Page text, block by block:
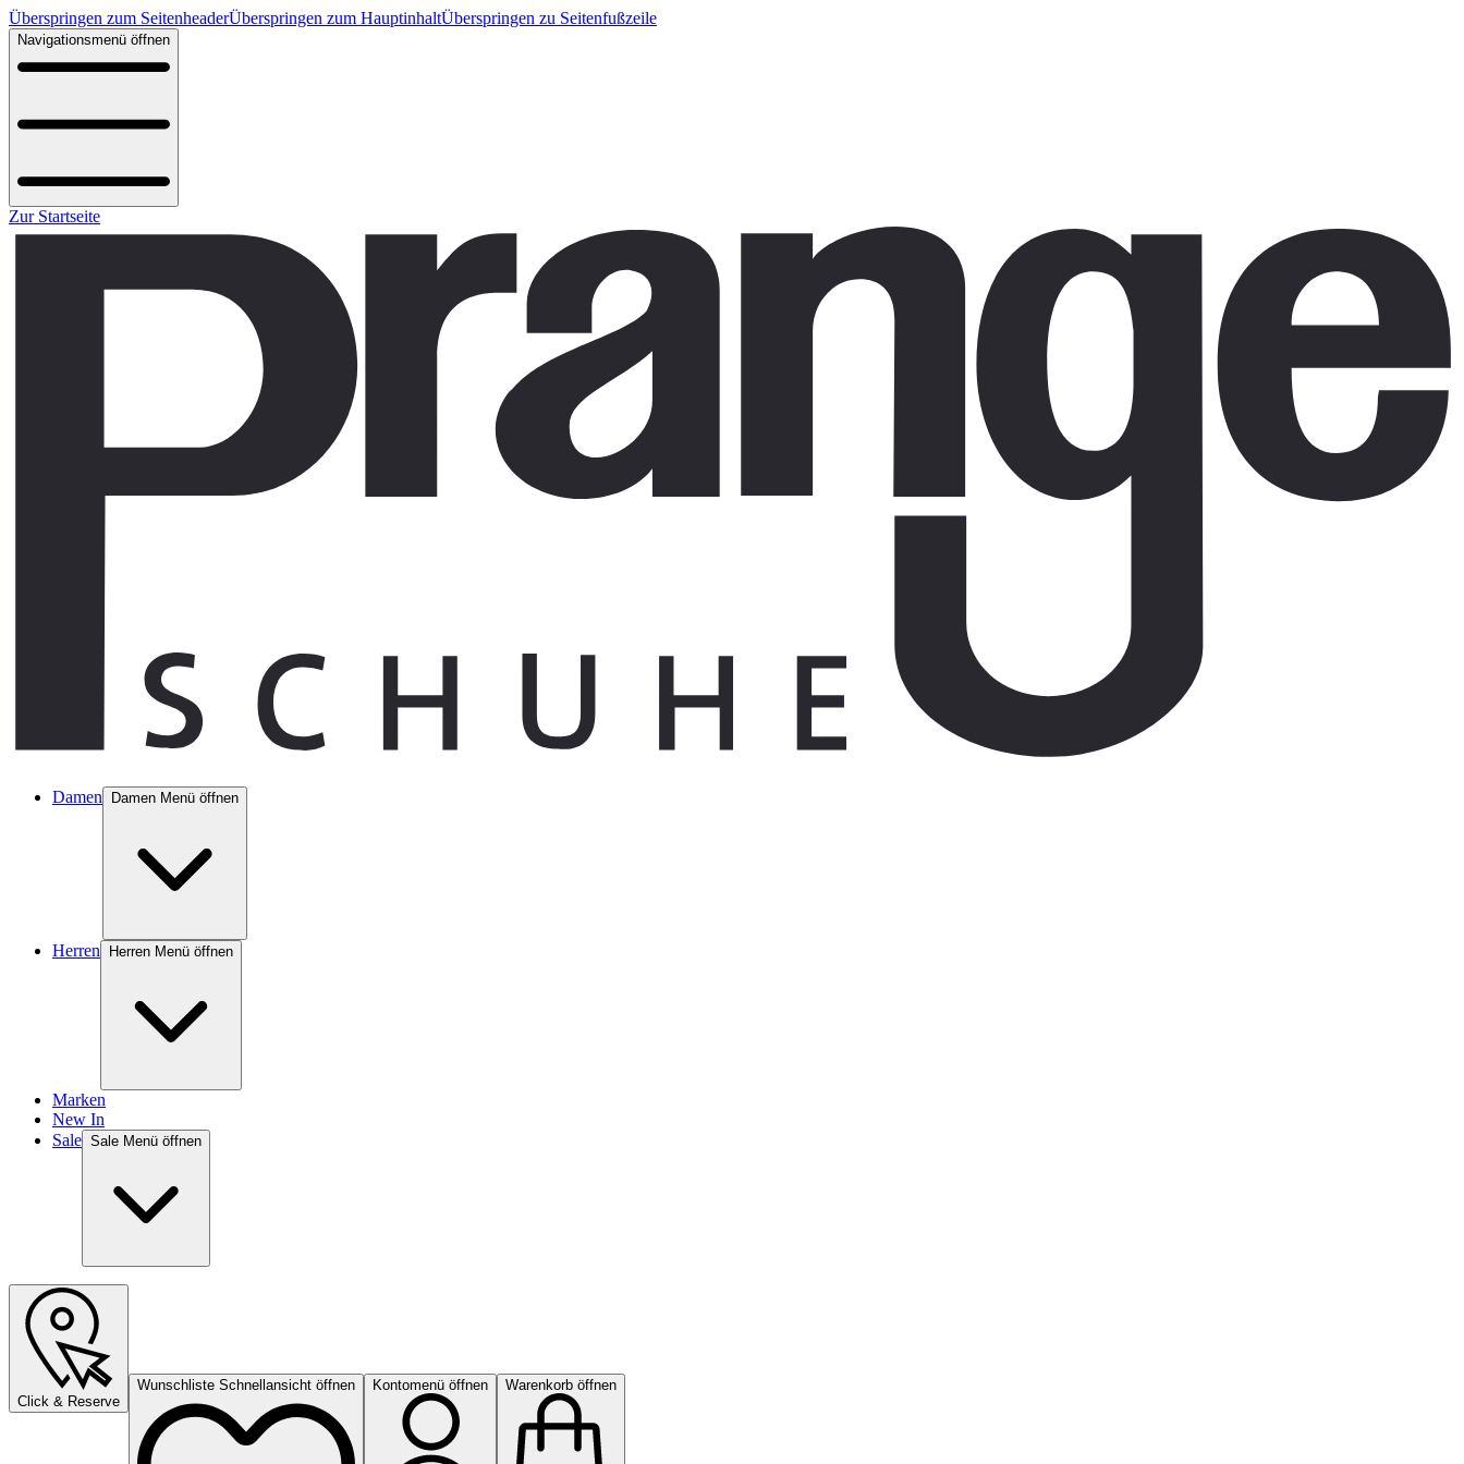
Überspringen zum SeitenheaderÜberspringen zum HauptinhaltÜberspringen zu Seitenfußzeile
Navigationsmenü öffnen
Zur Startseite
Damen Damen Menü öffnen
Herren Herren Menü öffnen
Marken
New In
Sale Sale Menü öffnen
Click & Reserve
Wunschliste Schnellansicht öffnen Kontomenü öffnen Warenkorb öffnen